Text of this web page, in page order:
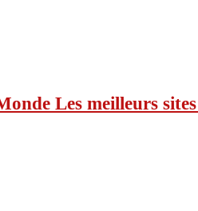
Les meilleurs